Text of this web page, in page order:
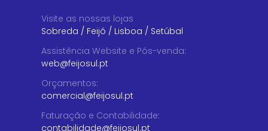
Visite as nossas lojas
Sobreda / Feijó / Lisboa / Setúbal
Assistência Website e Pós-venda:
web@feijosul.pt
Orçamentos:
comercial@feijosul.pt
Faturação e Contabilidade:
contabilidade@feijosul.pt